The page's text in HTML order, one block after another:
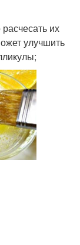
их
улучшить